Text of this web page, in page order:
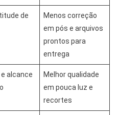
de
Menos correção
em pós e arquivos
prontos para
entrega
alcance
Melhor qualidade
em pouca luz e
recortes